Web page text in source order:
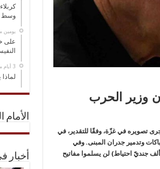
وزير الحرب
تصويره في غزّة، وفقًا للتقدير، في
وتدمير جدران المبنى. وفي
الفيديو الموجه إلى رئيس الوزراء بنيامين نتنياهو، يعلن الجنديّ أنه ورفاقه (100 ألف جنديّ احتياط) لن يسلموا مفاتيح
وسط
على
الأمام
أخبار